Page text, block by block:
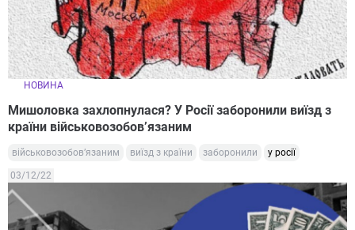
НОВИНА
Мишоловка захлопнулася? У Росії заборонили виїзд з
країни військовозобов’язаним
військовозобов’язаним виїзд з країни заборонили у росії
03/12/22